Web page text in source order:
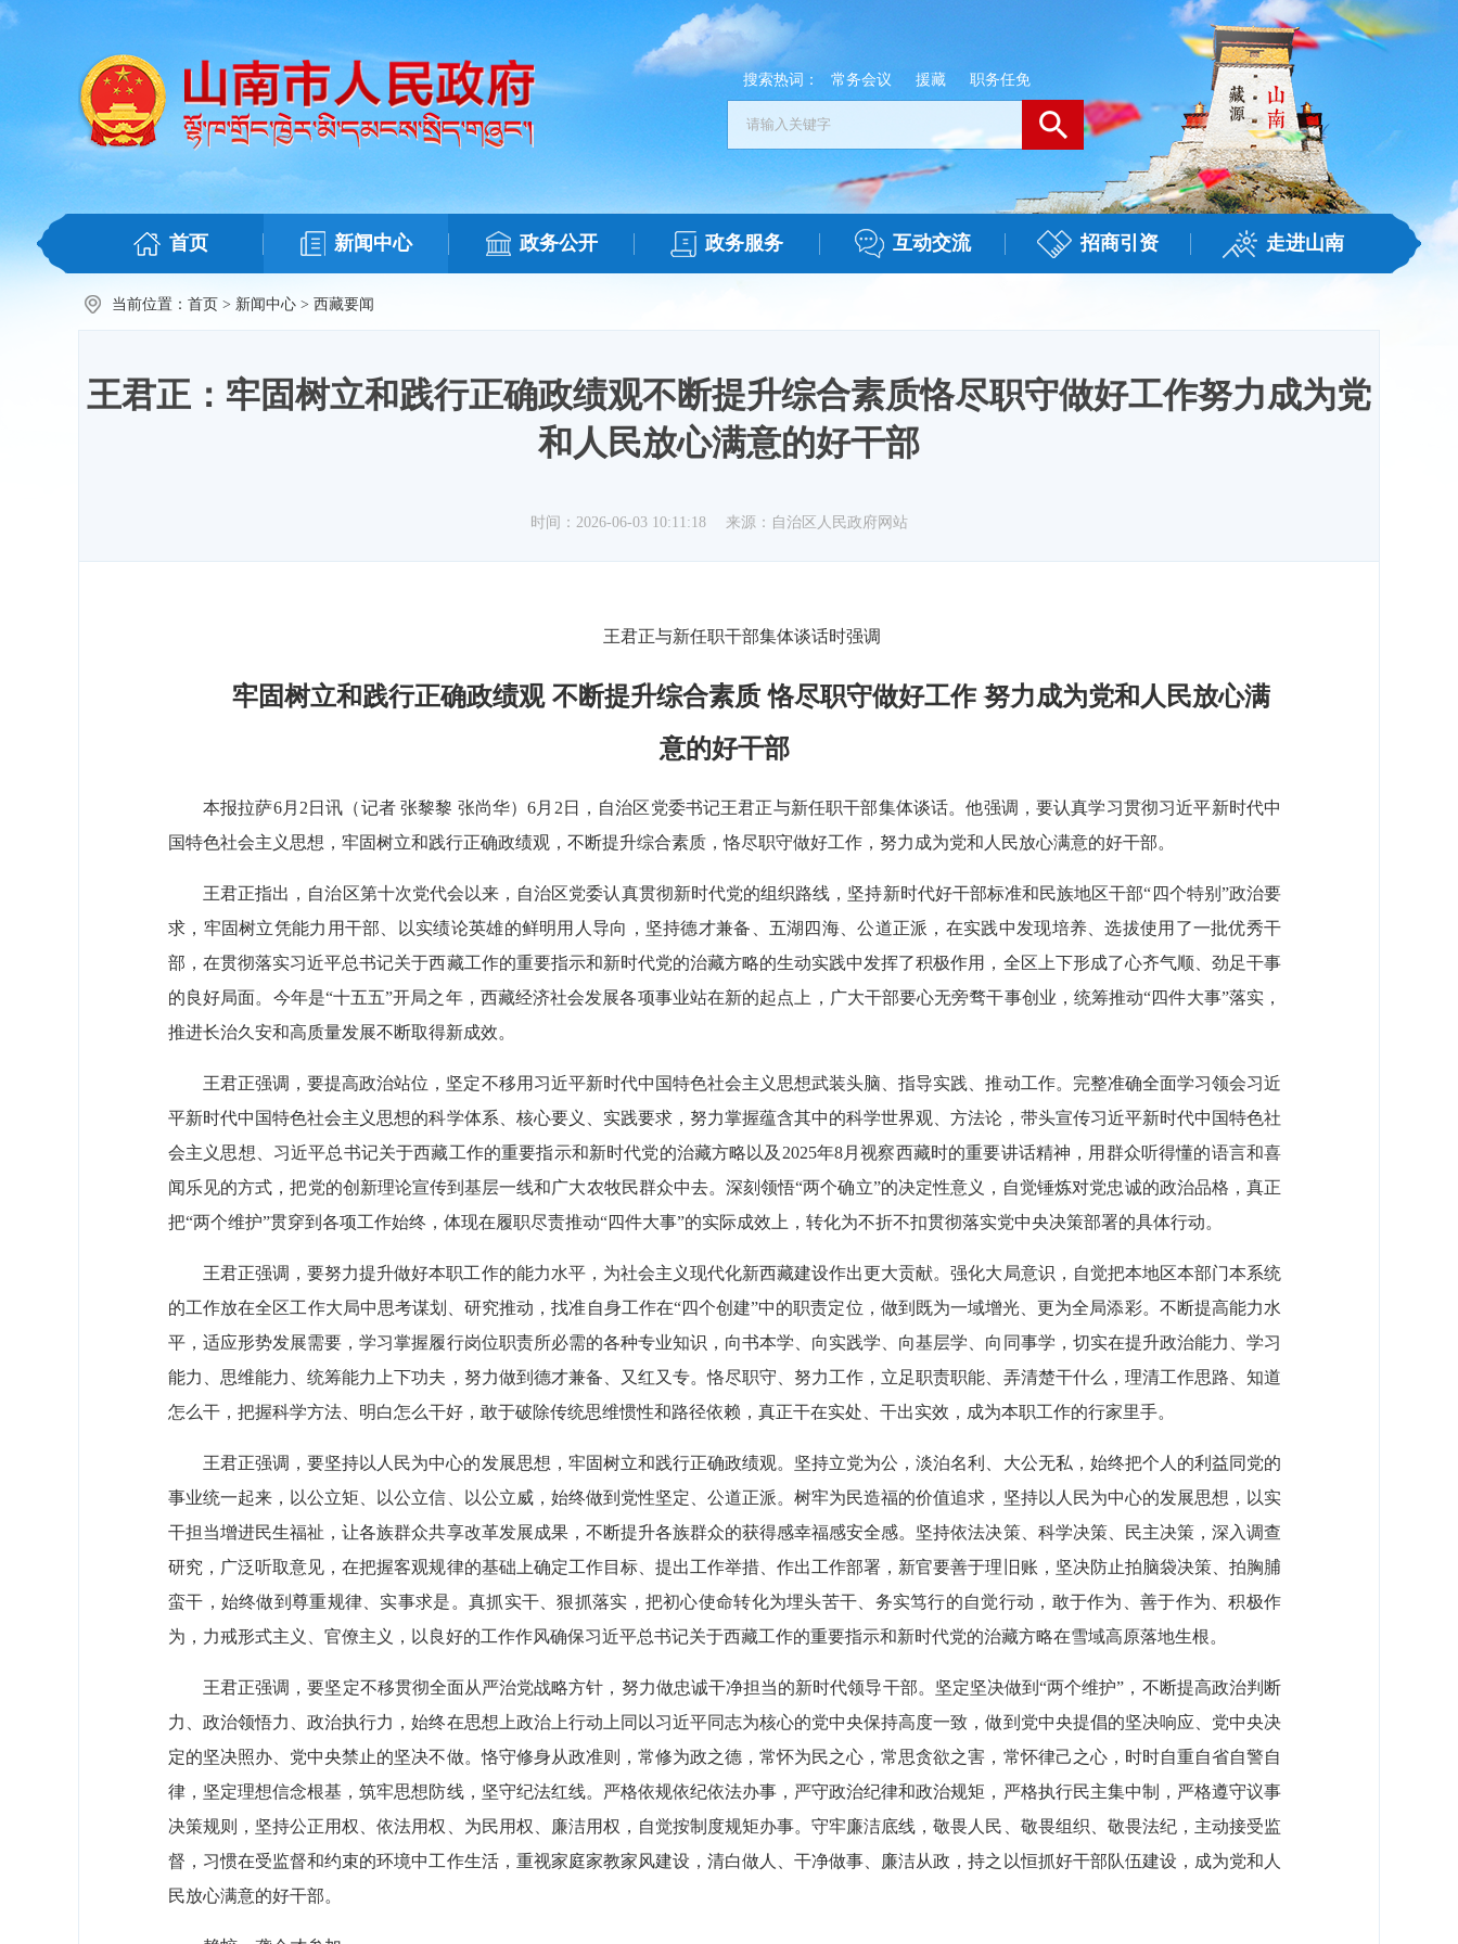
搜索热词： 常务会议 援藏 职务任免
首页 新闻中心 政务公开 政务服务 互动交流 招商引资 走进山南
当前位置： 首页 > 新闻中心 > 西藏要闻
王君正：牢固树立和践行正确政绩观不断提升综合素质恪尽职守做好工作努力成为党
和人民放心满意的好干部
时间：2026-06-03 10:11:18 来源：自治区人民政府网站
王君正与新任职干部集体谈话时强调
牢固树立和践行正确政绩观 不断提升综合素质 恪尽职守做好工作 努力成为党和人民放心满
意的好干部
本报拉萨6月2日讯（记者 张黎黎 张尚华）6月2日，自治区党委书记王君正与新任职干部集体谈话。他强调，要认真学习贯彻习近平新时代中
国特色社会主义思想，牢固树立和践行正确政绩观，不断提升综合素质，恪尽职守做好工作，努力成为党和人民放心满意的好干部。
王君正指出，自治区第十次党代会以来，自治区党委认真贯彻新时代党的组织路线，坚持新时代好干部标准和民族地区干部“四个特别”政治要
求，牢固树立凭能力用干部、以实绩论英雄的鲜明用人导向，坚持德才兼备、五湖四海、公道正派，在实践中发现培养、选拔使用了一批优秀干
部，在贯彻落实习近平总书记关于西藏工作的重要指示和新时代党的治藏方略的生动实践中发挥了积极作用，全区上下形成了心齐气顺、劲足干事
的良好局面。今年是“十五五”开局之年，西藏经济社会发展各项事业站在新的起点上，广大干部要心无旁骛干事创业，统筹推动“四件大事”落实，
推进长治久安和高质量发展不断取得新成效。
王君正强调，要提高政治站位，坚定不移用习近平新时代中国特色社会主义思想武装头脑、指导实践、推动工作。完整准确全面学习领会习近
平新时代中国特色社会主义思想的科学体系、核心要义、实践要求，努力掌握蕴含其中的科学世界观、方法论，带头宣传习近平新时代中国特色社
会主义思想、习近平总书记关于西藏工作的重要指示和新时代党的治藏方略以及2025年8月视察西藏时的重要讲话精神，用群众听得懂的语言和喜
闻乐见的方式，把党的创新理论宣传到基层一线和广大农牧民群众中去。深刻领悟“两个确立”的决定性意义，自觉锤炼对党忠诚的政治品格，真正
把“两个维护”贯穿到各项工作始终，体现在履职尽责推动“四件大事”的实际成效上，转化为不折不扣贯彻落实党中央决策部署的具体行动。
王君正强调，要努力提升做好本职工作的能力水平，为社会主义现代化新西藏建设作出更大贡献。强化大局意识，自觉把本地区本部门本系统
的工作放在全区工作大局中思考谋划、研究推动，找准自身工作在“四个创建”中的职责定位，做到既为一域增光、更为全局添彩。不断提高能力水
平，适应形势发展需要，学习掌握履行岗位职责所必需的各种专业知识，向书本学、向实践学、向基层学、向同事学，切实在提升政治能力、学习
能力、思维能力、统筹能力上下功夫，努力做到德才兼备、又红又专。恪尽职守、努力工作，立足职责职能、弄清楚干什么，理清工作思路、知道
怎么干，把握科学方法、明白怎么干好，敢于破除传统思维惯性和路径依赖，真正干在实处、干出实效，成为本职工作的行家里手。
王君正强调，要坚持以人民为中心的发展思想，牢固树立和践行正确政绩观。坚持立党为公，淡泊名利、大公无私，始终把个人的利益同党的
事业统一起来，以公立矩、以公立信、以公立威，始终做到党性坚定、公道正派。树牢为民造福的价值追求，坚持以人民为中心的发展思想，以实
干担当增进民生福祉，让各族群众共享改革发展成果，不断提升各族群众的获得感幸福感安全感。坚持依法决策、科学决策、民主决策，深入调查
研究，广泛听取意见，在把握客观规律的基础上确定工作目标、提出工作举措、作出工作部署，新官要善于理旧账，坚决防止拍脑袋决策、拍胸脯
蛮干，始终做到尊重规律、实事求是。真抓实干、狠抓落实，把初心使命转化为埋头苦干、务实笃行的自觉行动，敢于作为、善于作为、积极作
为，力戒形式主义、官僚主义，以良好的工作作风确保习近平总书记关于西藏工作的重要指示和新时代党的治藏方略在雪域高原落地生根。
王君正强调，要坚定不移贯彻全面从严治党战略方针，努力做忠诚干净担当的新时代领导干部。 坚定坚决做到“两个维护”，不断提高政治判断
力、政治领悟力、政治执行力，始终在思想上政治上行动上同以习近平同志为核心的党中央保持高度一致，做到党中央提倡的坚决响应、党中央决
定的坚决照办、党中央禁止的坚决不做。恪守修身从政准则，常修为政之德，常怀为民之心，常思贪欲之害，常怀律己之心，时时自重自省自警自
律，坚定理想信念根基，筑牢思想防线，坚守纪法红线。严格依规依纪依法办事，严守政治纪律和政治规矩，严格执行民主集中制，严格遵守议事
决策规则，坚持公正用权、依法用权、为民用权、廉洁用权，自觉按制度规矩办事。守牢廉洁底线，敬畏人民、敬畏组织、敬畏法纪，主动接受监
督，习惯在受监督和约束的环境中工作生活，重视家庭家教家风建设，清白做人、干净做事、廉洁从政，持之以恒抓好干部队伍建设，成为党和人
民放心满意的好干部。